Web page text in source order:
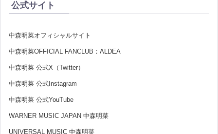
公式サイト
中森明菜オフィシャルサイト
中森明菜OFFICIAL FANCLUB：ALDEA
中森明菜 公式X（Twitter）
中森明菜 公式Instagram
中森明菜 公式YouTube
WARNER MUSIC JAPAN 中森明菜
UNIVERSAL MUSIC 中森明菜